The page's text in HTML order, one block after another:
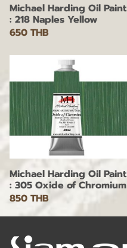
Michael Harding Oil Paint
: 218 Naples Yellow
650 THB
Michael Harding Oil Paint
: 305 Oxide of Chromium
850 THB